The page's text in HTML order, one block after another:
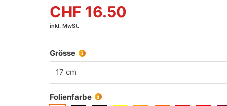
CHF 16.50
inkl. MwSt.
Grösse
17 cm
Folienfarbe